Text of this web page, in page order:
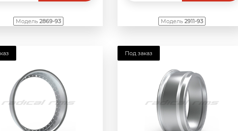
Модель 2869-93 Модель2911-93
Под заказ